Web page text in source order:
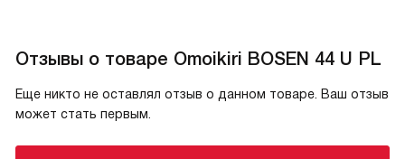
Отзывы о товаре Omoikiri BOSEN 44 U PL
Еще никто не оставлял отзыв о данном товаре. Ваш отзыв
может стать первым.